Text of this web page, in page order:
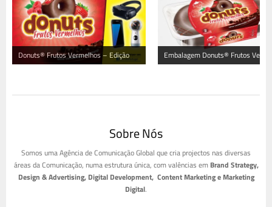
Donuts® Frutos Vermelhos – Edição
Embalagem Donuts® Frutos
Sobre Nós
Somos uma Agência de Comunicação Global que cria projectos nas diversas
áreas da Comunicação, numa estrutura única, com valências em Brand Strategy,
Design & Advertising, Digital Development, Content Marketing e Marketing
Digital.